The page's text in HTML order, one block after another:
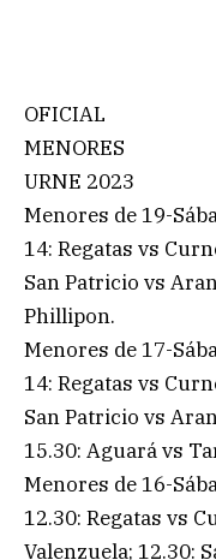
OFICIAL
MENORES
URNE 2023
Menores de 19-
14: Regatas vs
San Patricio vs
Phillipon.
Menores de 17-
14: Regatas vs
San Patricio vs
15.30: Aguará vs
Menores de 16-
12.30: Regatas vs
Valenzuela; 12.30: